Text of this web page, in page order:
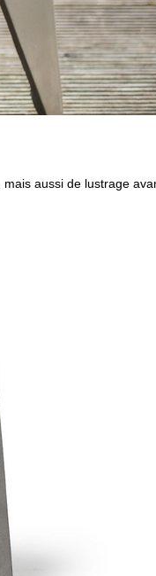
aussi de lustrage